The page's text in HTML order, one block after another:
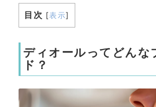
目次 [表示]
ディオールってどんな
ド？